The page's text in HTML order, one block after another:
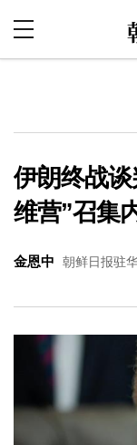
伊朗终战
维营”召集
金恩中 朝鲜日报驻